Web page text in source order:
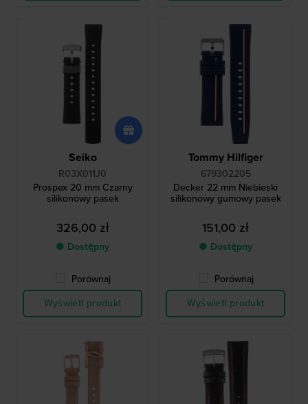
Seiko
R03X011J0
Prospex 20 mm Czarny
silikonowy pasek
326,00 zł
● Dostępny
Porównaj
Wyświetl produkt
Tommy Hilfiger
679302205
Decker 22 mm Niebieski
silikonowy gumowy pasek
151,00 zł
● Dostępny
Porównaj
Wyświetl produkt